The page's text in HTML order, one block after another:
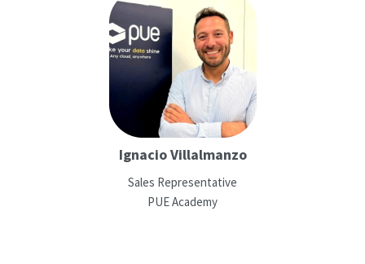
Ignacio Villalmanzo
Sales Representative
PUE Academy